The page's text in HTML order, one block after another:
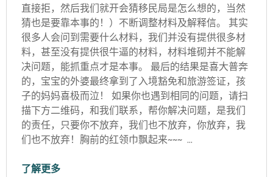
直接拒，然后我们就开会猜移民局是怎么想的，当然
猜也是要靠本事的！）不断调整材料及解释信。 其实
很多人会问到需要什么材料，我们并没有提供很多材
料，甚至没有提供很牛逼的材料，材料堆砌并不能解
决问题，能抓重点才是本事。 最后的结果是喜大普奔
的，宝宝的外婆最终拿到了入境豁免和旅游签证，孩
子的妈妈喜极而泣！ 如果你也遇到相同的问题，请扫
描下方二维码，和我们联系，帮你解决问题，是我们
的责任，只要你不放弃，我们也不放弃，你放弃，我
们也不放弃！胸前的红领巾飘起来~~~ …
了解更多